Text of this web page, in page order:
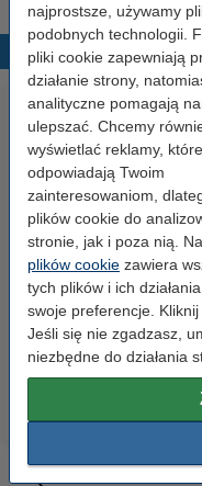
najprostsze, używamy
podobnych technologii.
pliki cookie zapewniają
działanie strony,
analityczne pomagają
ulepszać. Chcemy
wyświetlać reklamy, które
odpowiadają Twoim
zainteresowaniom,
plików cookie do
stronie, jak i poza nią.
plików cookie zawiera
tych plików i ich
swoje preferencje. Kliknij
Jeśli się nie zgadzasz,
niezbędne do działania
Etykiety wysyłkowe A6
148 mm), 100 etykiet,
14,90 zł z VAT